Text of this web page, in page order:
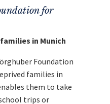
for
in Munich
Foundation
families in
them to take
trips or